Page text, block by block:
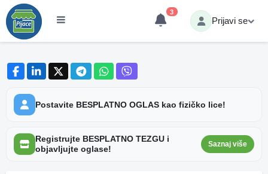
3
Prijavi se
Postavite BESPLATNO OGLAS kao fizičko lice!
Registrujte BESPLATNO TEZGU i
objavljujte oglase!
Saznaj više